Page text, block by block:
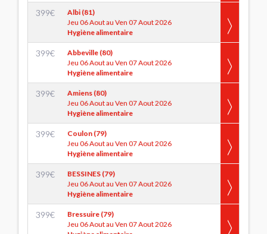
399€
Albi (81)
Jeu 06 Aout au Ven 07 Aout 2026
Hygiène alimentaire
399€
Abbeville (80)
Jeu 06 Aout au Ven 07 Aout 2026
Hygiène alimentaire
399€
Amiens (80)
Jeu 06 Aout au Ven 07 Aout 2026
Hygiène alimentaire
399€
Coulon (79)
Jeu 06 Aout au Ven 07 Aout 2026
Hygiène alimentaire
399€
BESSINES (79)
Jeu 06 Aout au Ven 07 Aout 2026
Hygiène alimentaire
399€
Bressuire (79)
Jeu 06 Aout au Ven 07 Aout 2026